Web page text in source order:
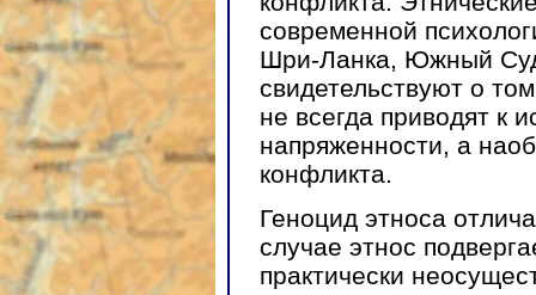
современной
Шри-Ланка, Южный
свидетельствуют о
не всегда приводят к
напряженности, а
конфликта.
Геноцид этноса
случае этнос
практически